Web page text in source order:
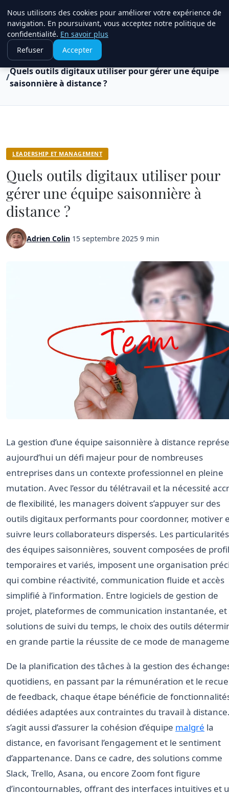
Travail Saisonnier
Accueil
Leadership et management
Quels outils digitaux utiliser pour gérer une équipe
saisonnière à distance ?
LEADERSHIP ET MANAGEMENT
Quels outils digitaux utiliser pour
gérer une équipe saisonnière à
distance ?
Adrien Colin 15 septembre 2025 9 min
La gestion d’une équipe saisonnière à distance
aujourd’hui un défi majeur pour de nombreuses
entreprises dans un contexte professionnel en pleine
mutation. Avec l’essor du télétravail et la nécessité
de flexibilité, les managers doivent s’appuyer sur des
outils digitaux performants pour coordonner, motiver
suivre leurs collaborateurs dispersés. Les particularités
des équipes saisonnières, souvent composées de
temporaires et variés, imposent une organisation
qui combine réactivité, communication fluide et accès
simplifié à l’information. Entre logiciels de gestion de
projet, plateformes de communication instantanée, et
solutions de suivi du temps, le choix des outils
en grande partie la réussite de ce mode de
De la planification des tâches à la gestion des
quotidiens, en passant par la rémunération et le
de feedback, chaque étape bénéficie de
dédiées adaptées aux contraintes du travail à
s’agit aussi d’assurer la cohésion d’équipe malgré la
distance, en favorisant l’engagement et le sentiment
d’appartenance. Dans ce cadre, des solutions comme
Slack, Trello, Asana, ou encore Zoom font figure
d’incontournables, offrant des interfaces intuitives et
Nous utilisons des cookies pour améliorer votre expérience de
navigation. En poursuivant, vous acceptez notre politique de
confidentialité. En savoir plus
Refuser
Accepter